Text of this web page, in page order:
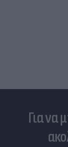
Για να